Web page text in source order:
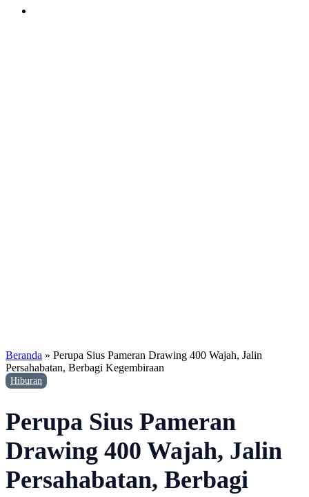
Beranda » Perupa Sius Pameran Drawing 400 Wajah, Jalin
Persahabatan, Berbagi Kegembiraan
Hiburan
Perupa Sius Pameran
Drawing 400 Wajah, Jalin
Persahabatan, Berbagi